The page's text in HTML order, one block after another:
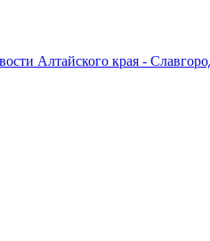
Алтайского края -